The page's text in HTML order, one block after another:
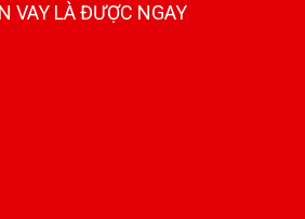
VAY LÀ ĐƯỢC NGAY